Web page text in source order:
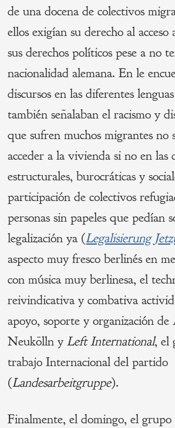
de una docena de colectivos
ellos exigían su derecho al
sus derechos políticos pese a no
nacionalidad alemana. En le
discursos en las diferentes
también señalaban el racismo y
que sufren muchos migrantes no
acceder a la vivienda si no en las
estructurales, burocráticas y
participación de colectivos
personas sin papeles que pedían
legalización ya (Legalisierung
aspecto muy fresco berlinés en
con música muy berlinesa, el
reivindicativa y combativa
apoyo, soporte y organización de
Neukölln y Left International, el
trabajo Internacional del partido
(Landesarbeitgruppe).
Finalmente, el domingo, el